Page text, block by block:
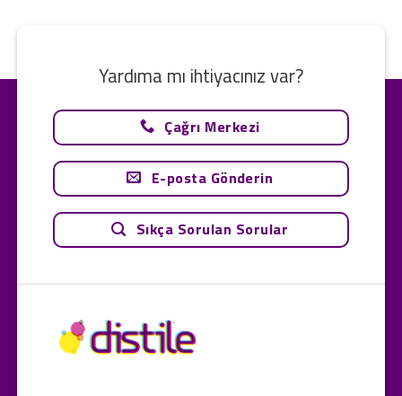
Yardıma mı ihtiyacınız var?
Çağrı Merkezi
E-posta Gönderin
Sıkça Sorulan Sorular